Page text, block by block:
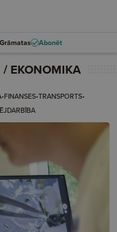
Grāmatas Abonēt
/EKONOMIKA
•FINANSES•TRANSPORTS•